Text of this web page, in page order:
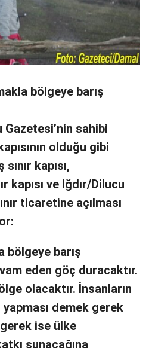
bölgeye barış
Gazetesi’nin sahibi
olduğu gibi
kapısı,
kapısı ve Iğdır/Dilucu
ticaretine açılması
bölgeye barış
eden göç duracaktır.
olacaktır. İnsanların
yapması demek gerek
ise ülke
sunacağına